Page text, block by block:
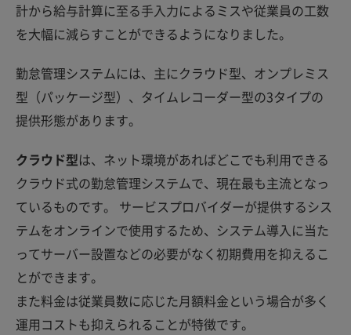
計から給与計算に至る手入力によるミスや従業員の工数
を大幅に減らすことができるようになりました。
勤怠管理システムには、主にクラウド型、オンプレミス
型（パッケージ型）、タイムレコーダー型の3タイプの
提供形態があります。
クラウド型は、ネット環境があればどこでも利用できる
クラウド式の勤怠管理システムで、現在最も主流となっ
ているものです。 サービスプロバイダーが提供するシス
テムをオンラインで使用するため、システム導入に当た
ってサーバー設置などの必要がなく初期費用を抑えるこ
とができます。
また料金は従業員数に応じた月額料金という場合が多く
運用コストも抑えられることが特徴です。